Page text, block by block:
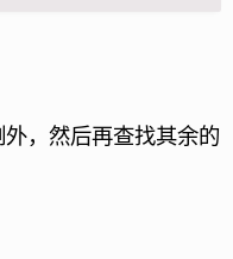
，然后再查找其余的